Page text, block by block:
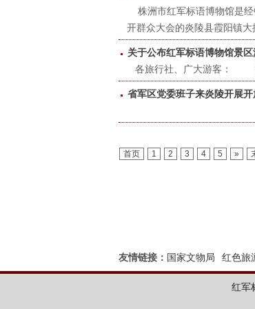
株洲市红军标语博物馆是经
开群众大会的炎陵县霞阳镇
关于公布红军标语博物馆景
各旅行社、广大游客：
省军区党委班子来炎陵开展
首页 1 2 3 4 5 »
友情链接： 国家文物局 红色旅
红军